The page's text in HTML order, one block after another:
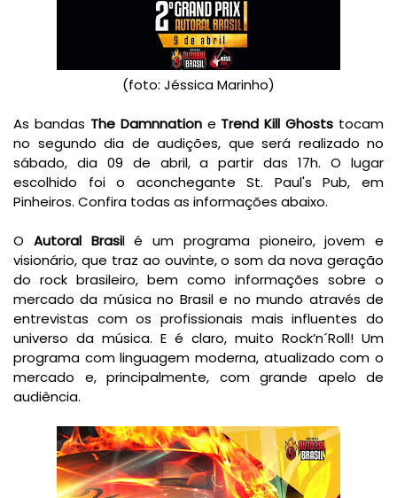
(foto: Jéssica Marinho)
As bandas The Damnnation e Trend Kill Ghosts tocam
no segundo dia de audições, que será realizado no
sábado, dia 09 de abril, a partir das 17h. O lugar
escolhido foi o aconchegante St. Paul's Pub, em
Pinheiros. Confira todas as informações abaixo.
O Autoral Brasil é um programa pioneiro, jovem e
visionário, que traz ao ouvinte, o som da nova geração
do rock brasileiro, bem como informações sobre o
mercado da música no Brasil e no mundo através de
entrevistas com os profissionais mais influentes do
universo da música. E é claro, muito Rock’n´Roll! Um
programa com linguagem moderna, atualizado com o
mercado e, principalmente, com grande apelo de
audiência.